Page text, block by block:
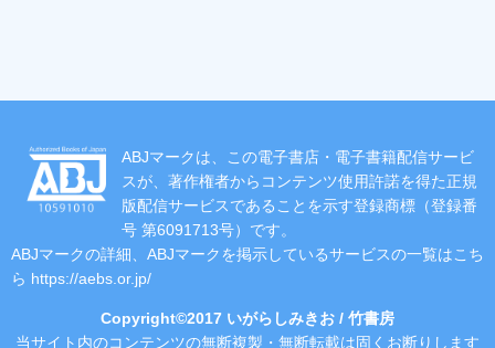
ABJマークは、この電子書店・電子書籍配信サービ
スが、著作権者からコンテンツ使用許諾を得た正規
版配信サービスであることを示す登録商標（登録番
号 第6091713号）です。
ABJマークの詳細、ABJマークを掲示しているサービスの一覧はこち
ら https://aebs.or.jp/
Copyright©2017 いがらしみきお / 竹書房
当サイト内のコンテンツの無断複製・無断転載は固くお断りします